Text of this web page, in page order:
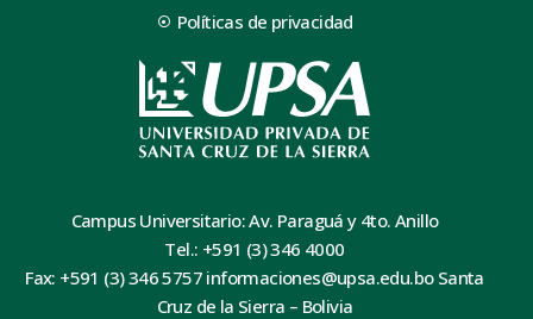
Políticas de privacidad
Campus Universitario: Av. Paraguá y 4to. Anillo
Tel.: +591 (3) 346 4000
Fax: +591 (3) 346 5757 informaciones@upsa.edu.bo Santa
Cruz de la Sierra – Bolivia